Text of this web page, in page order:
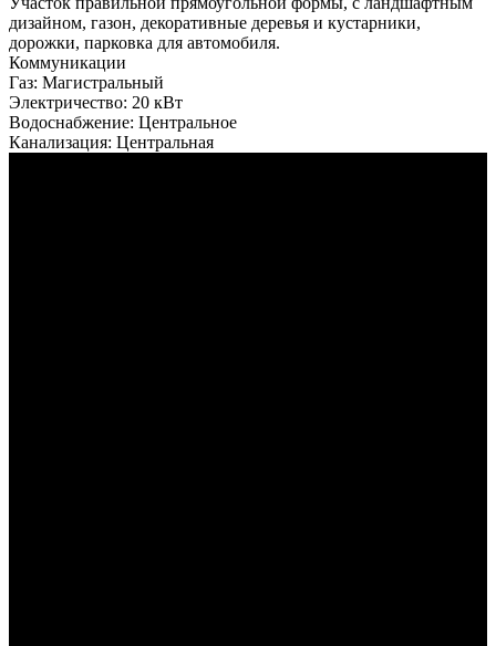
дизайном, газон, декоративные деревья и кустарники,
дорожки, парковка для автомобиля.
Коммуникации
Газ: Магистральный
Электричество: 20 кВт
Водоснабжение: Центральное
Канализация: Центральная